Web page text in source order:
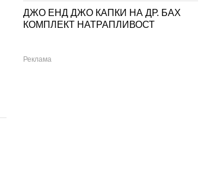
ДЖО ЕНД ДЖО КАПКИ НА ДР. БАХ
КОМПЛЕКТ НАТРАПЛИВОСТ